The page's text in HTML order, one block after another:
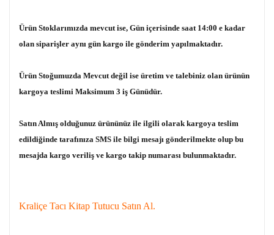
Ürün Stoklarımızda mevcut ise, Gün içerisinde saat 14:00 e kadar
olan siparişler aynı gün kargo ile gönderim yapılmaktadır.
Ürün Stoğumuzda Mevcut değil ise üretim ve talebiniz olan ürünün
kargoya teslimi Maksimum 3 iş Günüdür.
Satın Almış olduğunuz ürününüz ile ilgili olarak kargoya teslim
edildiğinde tarafınıza SMS ile bilgi mesajı gönderilmekte olup bu
mesajda kargo veriliş ve kargo takip numarası bulunmaktadır.
Kraliçe Tacı Kitap Tutucu Satın Al.